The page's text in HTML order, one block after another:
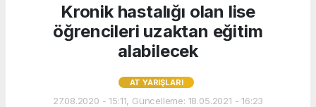
Kronik hastalığı olan lise
öğrencileri uzaktan eğitim
alabilecek
AT YARIŞLARI
27.08.2020 - 15:11, Güncelleme: 18.05.2021 - 16:23